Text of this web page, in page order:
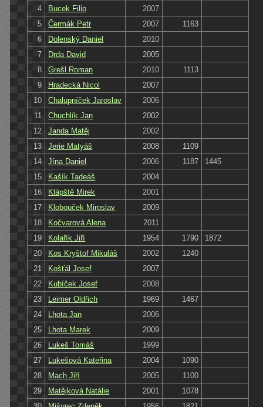
4
Bucek Filip
2007
5
Čermák Petr 2007
1163
6
Dolenský Daniel
2010
7
Drda David
2005
8
Grešl Roman 2010
1113
9
Hradecká Nicol
2007
10
Chalupníček Jaroslav
2006
11
Chuchlík Jan
2002
12
Janda Matěj
2002
13
Jerie Matyáš 2008
1109
14
Jína Daniel 2006 1187
1445
15
Kašík Tadeáš
2004
16
Klápště Mirek
2001
17
Klobouček Miroslav
2009
18
Kočvarová Alena
2011
19
Kolařík Jiří 1954 1790
1872
20
Kos Kryštof Mikuláš 2002
1240
21
Košťál Josef
2007
22
Kubíček Josef
2008
23
Leimer Oldřich 1969
1467
24
Lhota Jan
2006
25
Lhota Marek
2009
26
Lukeš Tomáš
1999
27
Lukešová Kateřina 2004
1090
28
Mach Jiří 2005
1100
29
Matějková Natálie 2001
1078